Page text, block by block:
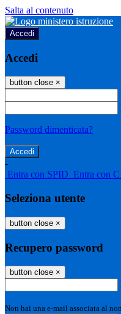
Salta al contenuto
Accedi
Accedi
button close ×
Password dimenticata?
-
Entra con SPID Entra con
Seleziona utente
button close ×
Recupero password
button close ×
Non hai una e-mail associata al